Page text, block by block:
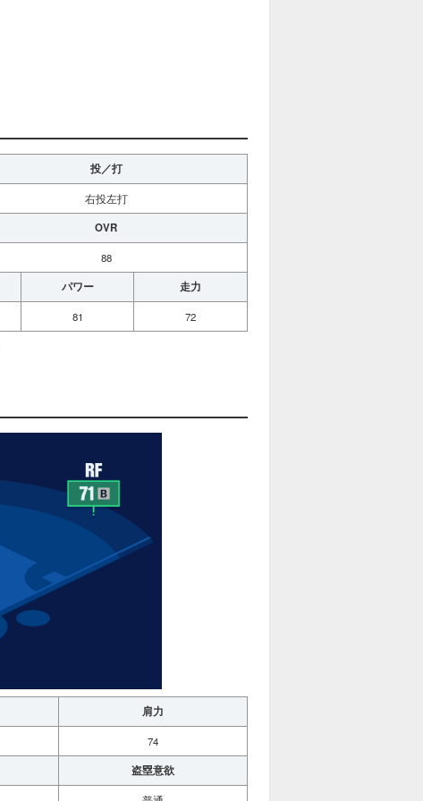
投／打
右投左打
OVR
88
パワー 走力
81 72
肩力
74
盗塁意欲